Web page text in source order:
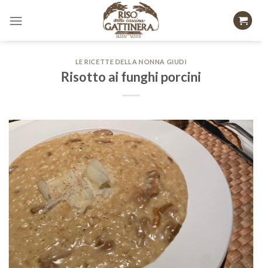
LE RICETTE DELLA NONNA GIUDI
Risotto ai funghi porcini